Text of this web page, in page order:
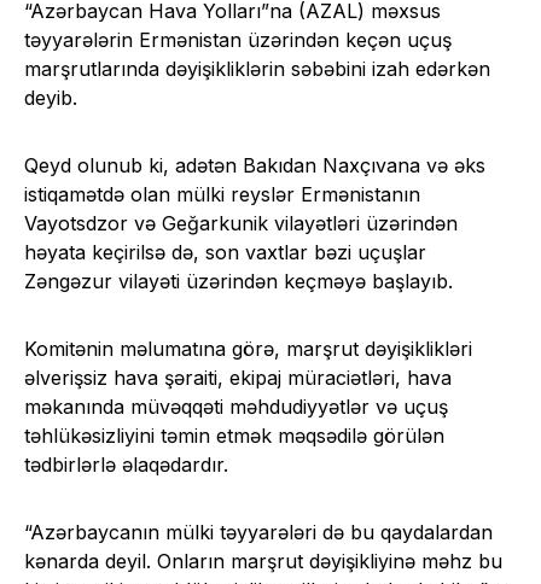
“Azərbaycan Hava Yolları”na (AZAL) məxsus
təyyarələrin Ermənistan üzərindən keçən uçuş
marşrutlarında dəyişikliklərin səbəbini izah edərkən
deyib.
Qeyd olunub ki, adətən Bakıdan Naxçıvana və əks
istiqamətdə olan mülki reyslər Ermənistanın
Vayotsdzor və Geğarkunik vilayətləri üzərindən
həyata keçirilsə də, son vaxtlar bəzi uçuşlar
Zəngəzur vilayəti üzərindən keçməyə başlayıb.
Komitənin məlumatına görə, marşrut dəyişiklikləri
əlverişsiz hava şəraiti, ekipaj müraciətləri, hava
məkanında müvəqqəti məhdudiyyətlər və uçuş
təhlükəsizliyini təmin etmək məqsədilə görülən
tədbirlərlə əlaqədardır.
“Azərbaycanın mülki təyyarələri də bu qaydalardan
kənarda deyil. Onların marşrut dəyişikliyinə məhz bu